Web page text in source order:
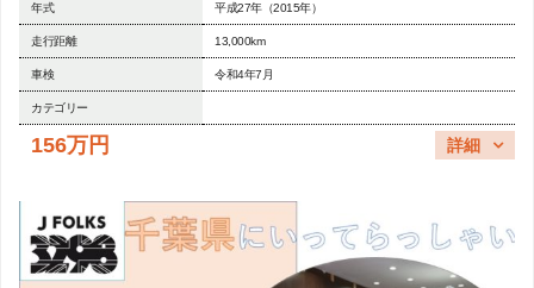
年式 平成27年（2015年）
走行距離 13,000km
車検 令和4年7月
カテゴリー
156万円 詳細